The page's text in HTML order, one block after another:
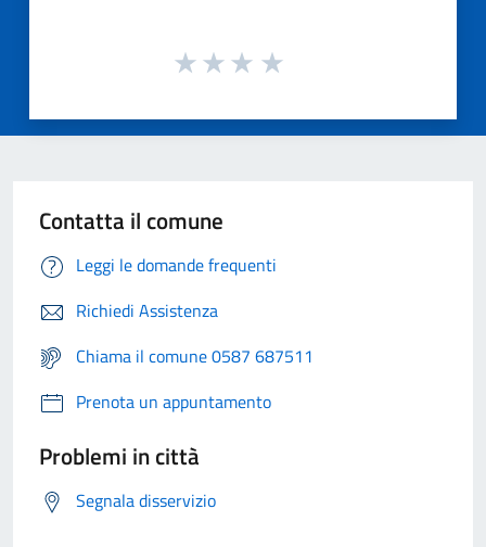
Contatta il comune
Leggi le domande frequenti
Richiedi Assistenza
Chiama il comune 0587 687511
Prenota un appuntamento
Problemi in città
Segnala disservizio